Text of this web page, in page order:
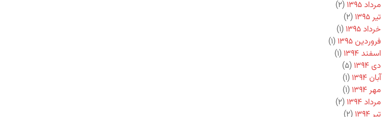
مرداد ۱۳۹۵
(۲)
تیر ۱۳۹۵
(۲)
خرداد ۱۳۹۵
(۱)
فروردین ۱۳۹۵
(۱)
اسفند ۱۳۹۴
(۱)
دی ۱۳۹۴
(۵)
آبان ۱۳۹۴
(۱)
مهر ۱۳۹۴
(۱)
مرداد ۱۳۹۴
(۲)